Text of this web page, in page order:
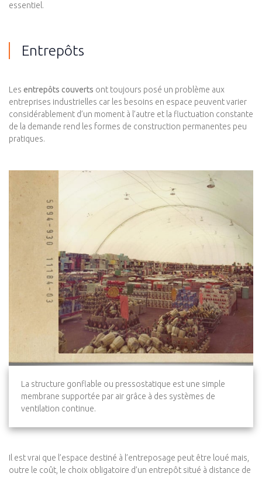
essentiel.
Entrepôts
Les entrepôts couverts ont toujours posé un problème aux
entreprises industrielles car les besoins en espace peuvent varier
considérablement d’un moment à l’autre et la fluctuation constante
de la demande rend les formes de construction permanentes peu
pratiques.
La structure gonflable ou pressostatique est une simple
membrane supportée par air grâce à des systèmes de
ventilation continue.
Il est vrai que l’espace destiné à l’entreposage peut être loué mais,
outre le coût, le choix obligatoire d’un entrepôt situé à distance de